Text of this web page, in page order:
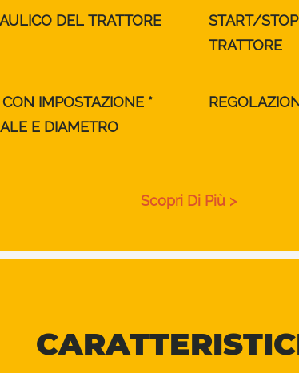
DEL TRATTORE
START/
TRATTORE
IMPOSTAZIONE *
E DIAMETRO
Scopri Di Più >